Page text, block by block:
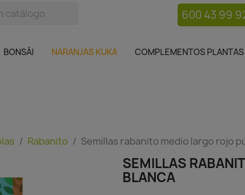
600 43 99
BONSÁI NARANJAS KUKA COMPLEMENTOS PLANTAS
Complementos plantas
Rabanito Semillas rabanito medio largo rojo
SEMILLAS
BLANCA